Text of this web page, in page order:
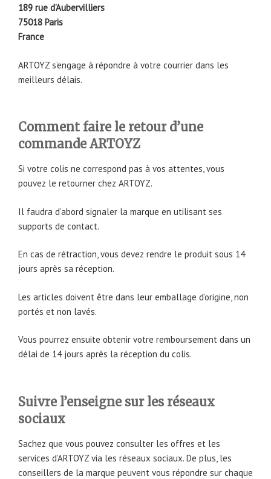
189 rue d’Aubervilliers
75018 Paris
France
ARTOYZ s’engage à répondre à votre courrier dans les
meilleurs délais.
Comment faire le retour d’une
commande ARTOYZ
Si votre colis ne correspond pas à vos attentes, vous
pouvez le retourner chez ARTOYZ.
Il faudra d’abord signaler la marque en utilisant ses
supports de contact.
En cas de rétraction, vous devez rendre le produit sous 14
jours après sa réception.
Les articles doivent être dans leur emballage d’origine, non
portés et non lavés.
Vous pourrez ensuite obtenir votre remboursement dans un
délai de 14 jours après la réception du colis.
Suivre l’enseigne sur les réseaux
sociaux
Sachez que vous pouvez consulter les offres et les
services d’ARTOYZ via les réseaux sociaux. De plus, les
conseillers de la marque peuvent vous répondre sur chaque